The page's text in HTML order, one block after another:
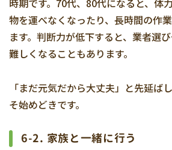
時期です。70代、80代になると、体
物を運べなくなったり、長時間の作
ます。判断力が低下すると、業者選
難しくなることもあります。
「まだ元気だから大丈夫」と先延ば
そ始めどきです。
6-2. 家族と一緒に行う